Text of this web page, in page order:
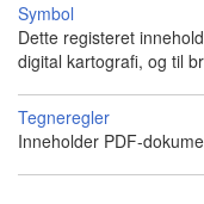
Symbol
Dette registeret
digital kartografi, og til
Tegneregler
Inneholder PDF-